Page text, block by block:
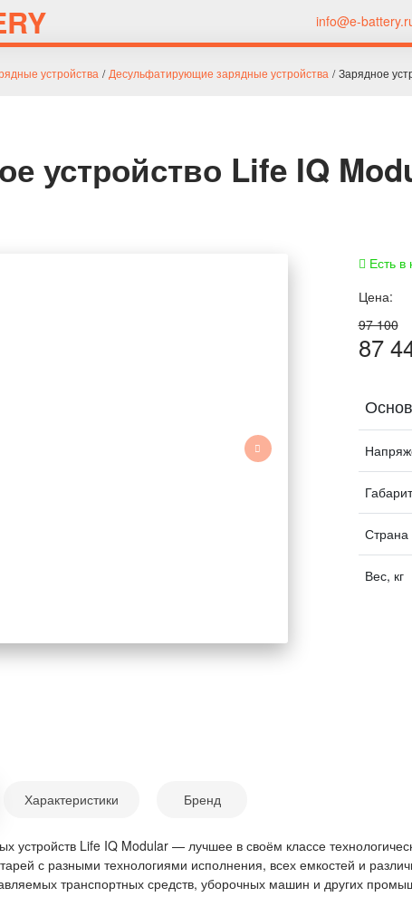
info@e-
устройства / Десульфатирующие зарядные устройства / Зарядное
устройство Life IQ
Есть в
Цена:
97 100
87
Страна
Вес, кг
Характеристики Бренд
устройств Life IQ Modular — лучшее в своём классе
с разными технологиями исполнения, всех емкостей и
транспортных средств, уборочных машин и других